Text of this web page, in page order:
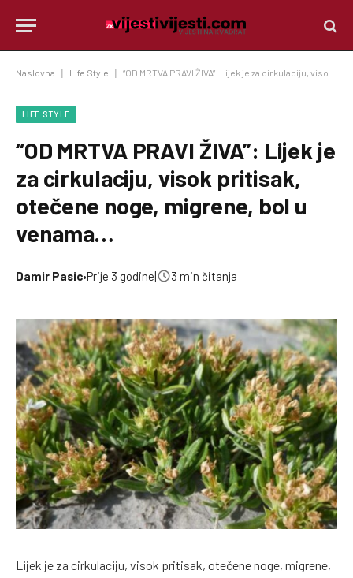
Naslovna Life Style “OD MRTVA PRAVI ŽIVA”: Lijek je za cirkulaciju, visok pritisak, otečene noge, migrene, bol u venama…
LIFE STYLE
“OD MRTVA PRAVI ŽIVA”: Lijek je
za cirkulaciju, visok pritisak,
otečene noge, migrene, bol u
venama…
Damir Pasic•Prije 3 godine| 3 min čitanja
Lijek je za cirkulaciju, visok pritisak, otečene noge, migrene,